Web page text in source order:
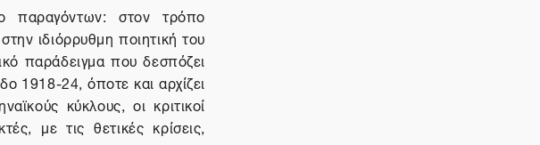
παραγόντων: στον τρόπο
ιδιόρρυθμη ποιητική του
παράδειγμα που δεσπόζει
1918-24, όποτε και αρχίζει
κύκλους, οι κριτικοί
με τις θετικές κρίσεις,